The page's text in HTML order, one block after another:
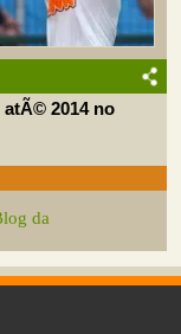
atÃ© 2014 no
da